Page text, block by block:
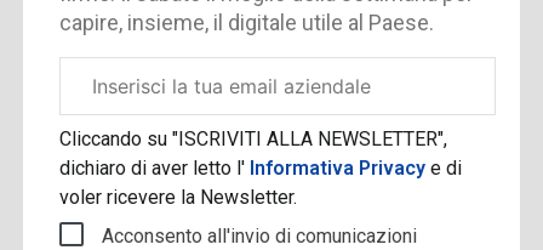
capire, insieme, il digitale utile al Paese.
aziendale
Cliccando su "ISCRIVITI ALLA NEWSLETTER",
dichiaro di aver letto l' Informativa Privacye di
voler ricevere la Newsletter.
Acconsento all'invio di comunicazioni